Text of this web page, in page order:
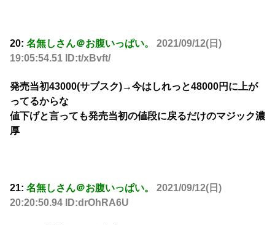
20: 名無しさん＠お腹いっぱい。
2021/09/12(日)
19:05:54.51 ID:t/xBvft/
発売当初43000(サブスク)→今はしれっと48000円に上が
ってるからな
値下げと言っても発売当初の値段に戻るだけのマジック濃
厚
21: 名無しさん＠お腹いっぱい。
2021/09/12(日)
20:20:50.94 ID:drOhRA6U